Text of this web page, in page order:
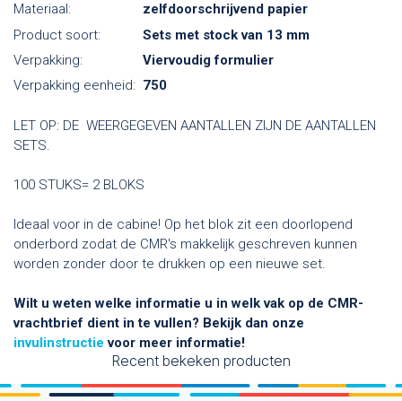
Materiaal:
zelfdoorschrijvend papier
Product soort:
Sets met stock van 13 mm
Verpakking:
Viervoudig formulier
Verpakking eenheid: 750
LET OP: DE WEERGEGEVEN AANTALLEN ZIJN DE AANTALLEN
SETS.
100 STUKS= 2 BLOKS
Ideaal voor in de cabine! Op het blok zit een doorlopend
onderbord zodat de CMR's makkelijk geschreven kunnen
worden zonder door te drukken op een nieuwe set.
Wilt u weten welke informatie u in welk vak op de CMR-
vrachtbrief dient in te vullen? Bekijk dan onze
invulinstructievoor meer informatie!
Recent bekeken producten